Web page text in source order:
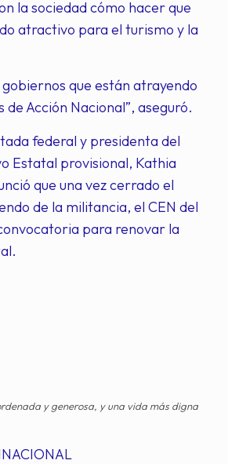
la sociedad cómo hacer que
atractivo para el turismo y la
gobiernos que están atrayendo
de Acción Nacional”, aseguró.
federal y presidenta del
Estatal provisional, Kathia
que una vez cerrado el
de la militancia, el CEN del
para renovar la
y generosa, y una vida más digna